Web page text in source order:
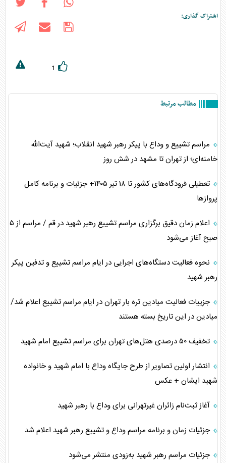
اشتراک گذاری:
1
مطالب مرتبط
مراسم تشییع و وداع با پیکر رهبر شهید انقلاب؛ شهید آیت‌الله
خامنه‌ای؛ از تهران تا مشهد در شش روز
تعطیلی فرودگاه‌های کشور تا ۱۸ تیر ۱۴۰۵+ جزئیات و برنامه کامل
پرواز‌ها
اعلام زمان دقیق برگزاری مراسم تشییع رهبر شهید در قم / مراسم از ۵
صبح آغاز می‌شود
نحوه فعالیت دستگاه‌های اجرایی در ایام مراسم تشییع و تدفین پیکر
رهبر شهید
جزییات فعالیت میادین تره بار تهران در ایام مراسم تشییع اعلام شد/
میادین در این تاریخ بسته هستند
تخفیف ۵۰ درصدی هتل‌های تهران برای مراسم تشییع امام شهید
انتشار اولین تصاویر از طرح جایگاه وداع با امام شهید و خانواده
شهید ایشان + عکس
آغاز ثبت‌نام زائران غیرتهرانی برای وداع با رهبر شهید
جزئیات زمان و برنامه مراسم وداع و تشییع رهبر شهید اعلام شد
جزئیات مراسم رهبر شهید به‌زودی منتشر می‌شود